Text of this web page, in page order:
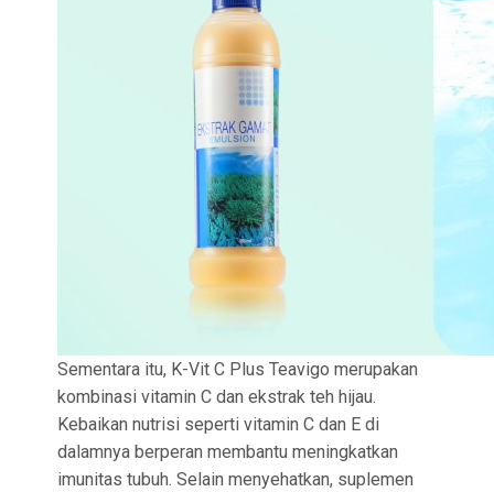
Sementara itu, K-Vit C Plus Teavigo merupakan
kombinasi vitamin C dan ekstrak teh hijau.
Kebaikan nutrisi seperti vitamin C dan E di
dalamnya berperan membantu meningkatkan
imunitas tubuh. Selain menyehatkan, suplemen